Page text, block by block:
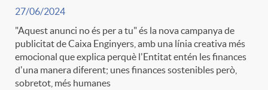
27/06/2024
"Aquest anunci no és per a tu" és la nova campanya de
publicitat de Caixa Enginyers, amb una línia creativa més
emocional que explica perquè l'Entitat entén les finances
d'una manera diferent; unes finances sostenibles però,
sobretot, més humanes